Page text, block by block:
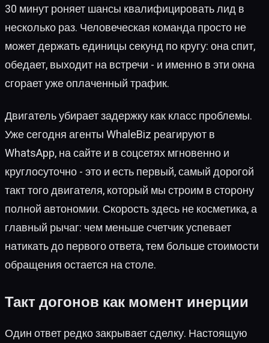
30 минут роняет шансы квалифицировать лид в
несколько раз. Человеческая команда просто не
может держать единицы секунд по кругу: она спит,
обедает, выходит на встречи - и именно в эти окна
сгорает уже оплаченный трафик.
Двигатель убирает задержку как класс проблемы.
Уже сегодня агенты WhaleBiz реагируют в
WhatsApp, на сайте и в соцсетях мгновенно и
круглосуточно - это и есть первый, самый дорогой
такт того двигателя, который мы строим в сторону
полной автономии. Скорость здесь не косметика, а
главный рычаг: чем меньше счетчик успевает
натикать до первого ответа, тем больше стоимости
обращения остается на столе.
Такт догонов как момент инерции
Один ответ редко закрывает сделку. Настоящую